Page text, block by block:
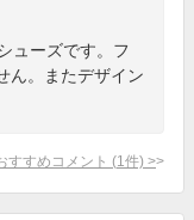
ューズです。フ
ん。またデザイン
すすめコメント (1 件) >